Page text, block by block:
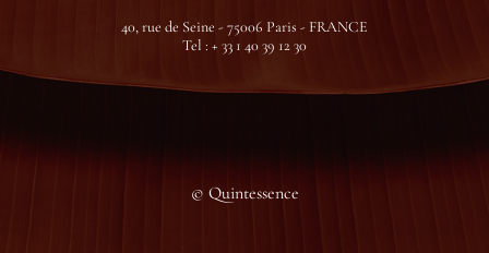
40, rue de Seine - 75006 Paris - FRANCE
Tel : + 33 1 40 39 12 30
© Quintessence